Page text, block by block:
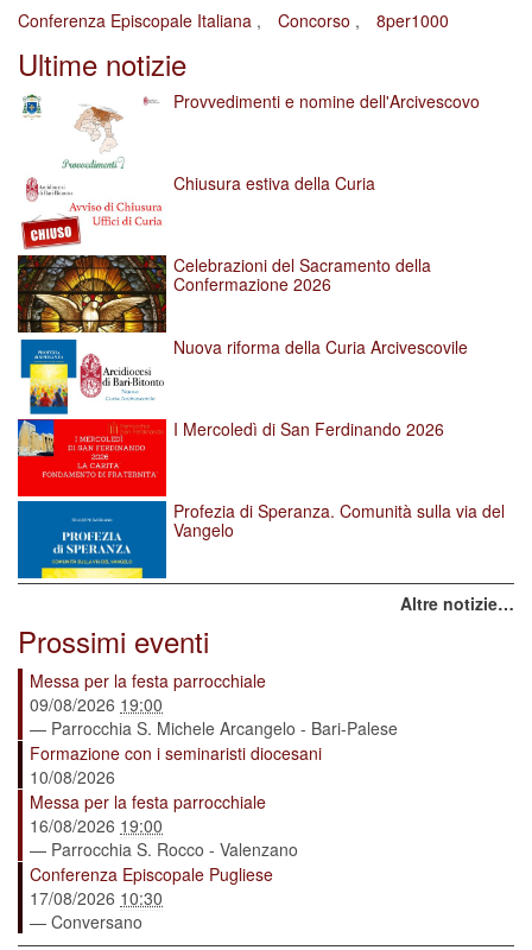
Conferenza Episcopale Italiana Concorso 8per1000
Ultime notizie
Provvedimenti e nomine dell'Arcivescovo
Chiusura estiva della Curia
Celebrazioni del Sacramento della
Confermazione 2026
Nuova riforma della Curia Arcivescovile
I Mercoledì di San Ferdinando 2026
Profezia di Speranza. Comunità sulla via del
Vangelo
Altre notizie…
Prossimi eventi
Messa per la festa parrocchiale
09/08/2026 19:00
— Parrocchia S. Michele Arcangelo - Bari-Palese
Formazione con i seminaristi diocesani
10/08/2026
Messa per la festa parrocchiale
16/08/2026 19:00
— Parrocchia S. Rocco - Valenzano
Conferenza Episcopale Pugliese
17/08/2026 10:30
— Conversano